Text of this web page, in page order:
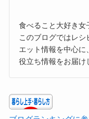
食べること大好き女
このブログではレ
エット情報を中心
役立ち情報をお届け